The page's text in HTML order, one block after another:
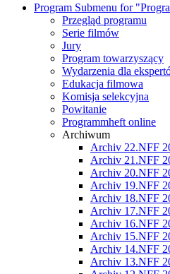
Program Submenu for
Przegląd programu
Serie filmów
Jury
Program towarzyszący
Wydarzenia dla
Edukacja filmowa
Komisja selekcyjna
Powitanie
Programmheft online
Archiwum
Archiv 22.NFF
Archiv 21.NFF
Archiv 20.NFF
Archiv 19.NFF
Archiv 18.NFF
Archiv 17.NFF
Archiv 16.NFF
Archiv 15.NFF
Archiv 14.NFF
Archiv 13.NFF